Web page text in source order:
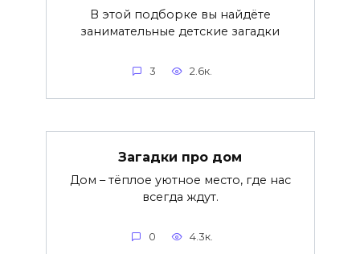
В этой подборке вы найдёте
занимательные детские загадки
3 2.6к.
Загадки про дом
Дом – тёплое уютное место, где нас
всегда ждут.
0 4.3к.